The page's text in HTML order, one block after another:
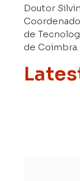
Doutor
de
de Coimbra.